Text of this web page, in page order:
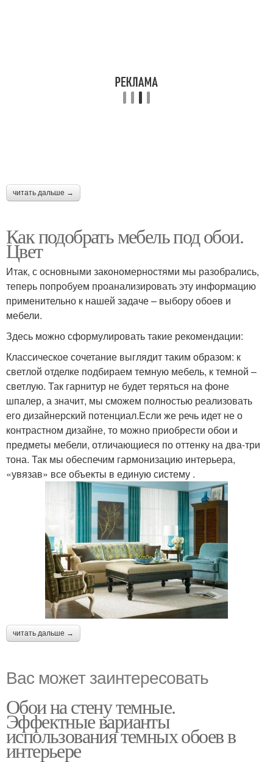
читать дальше →
Как подобрать мебель под обои.
Цвет
Итак, с основными закономерностями мы разобрались,
теперь попробуем проанализировать эту информацию
применительно к нашей задаче – выбору обоев и
мебели.
Здесь можно сформулировать такие рекомендации:
Классическое сочетание выглядит таким образом: к
светлой отделке подбираем темную мебель, к темной –
светлую. Так гарнитур не будет теряться на фоне
шпалер, а значит, мы сможем полностью реализовать
его дизайнерский потенциал.Если же речь идет не о
контрастном дизайне, то можно приобрести обои и
предметы мебели, отличающиеся по оттенку на два-три
тона. Так мы обеспечим гармонизацию интерьера,
«увязав» все объекты в единую систему .
читать дальше →
Вас может заинтересовать
Обои на стену темные.
Эффектные варианты
использования темных обоев в
интерьере